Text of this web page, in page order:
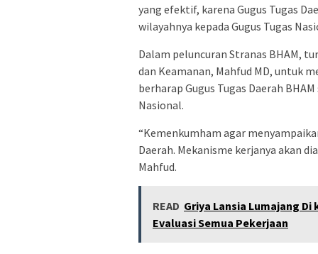
yang efektif, karena Gugus Tugas
wilayahnya kepada Gugus Tugas
Dalam peluncuran Stranas BHAM,
dan Keamanan, Mahfud MD, untuk
berharap Gugus Tugas Daerah
Nasional.
“Kemenkumham agar
Daerah. Mekanisme kerjanya akan
Mahfud.
READ Griya Lansia Lumajang Di
Evaluasi Semua Pekerjaan